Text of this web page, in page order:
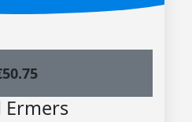
50.75
Ermers